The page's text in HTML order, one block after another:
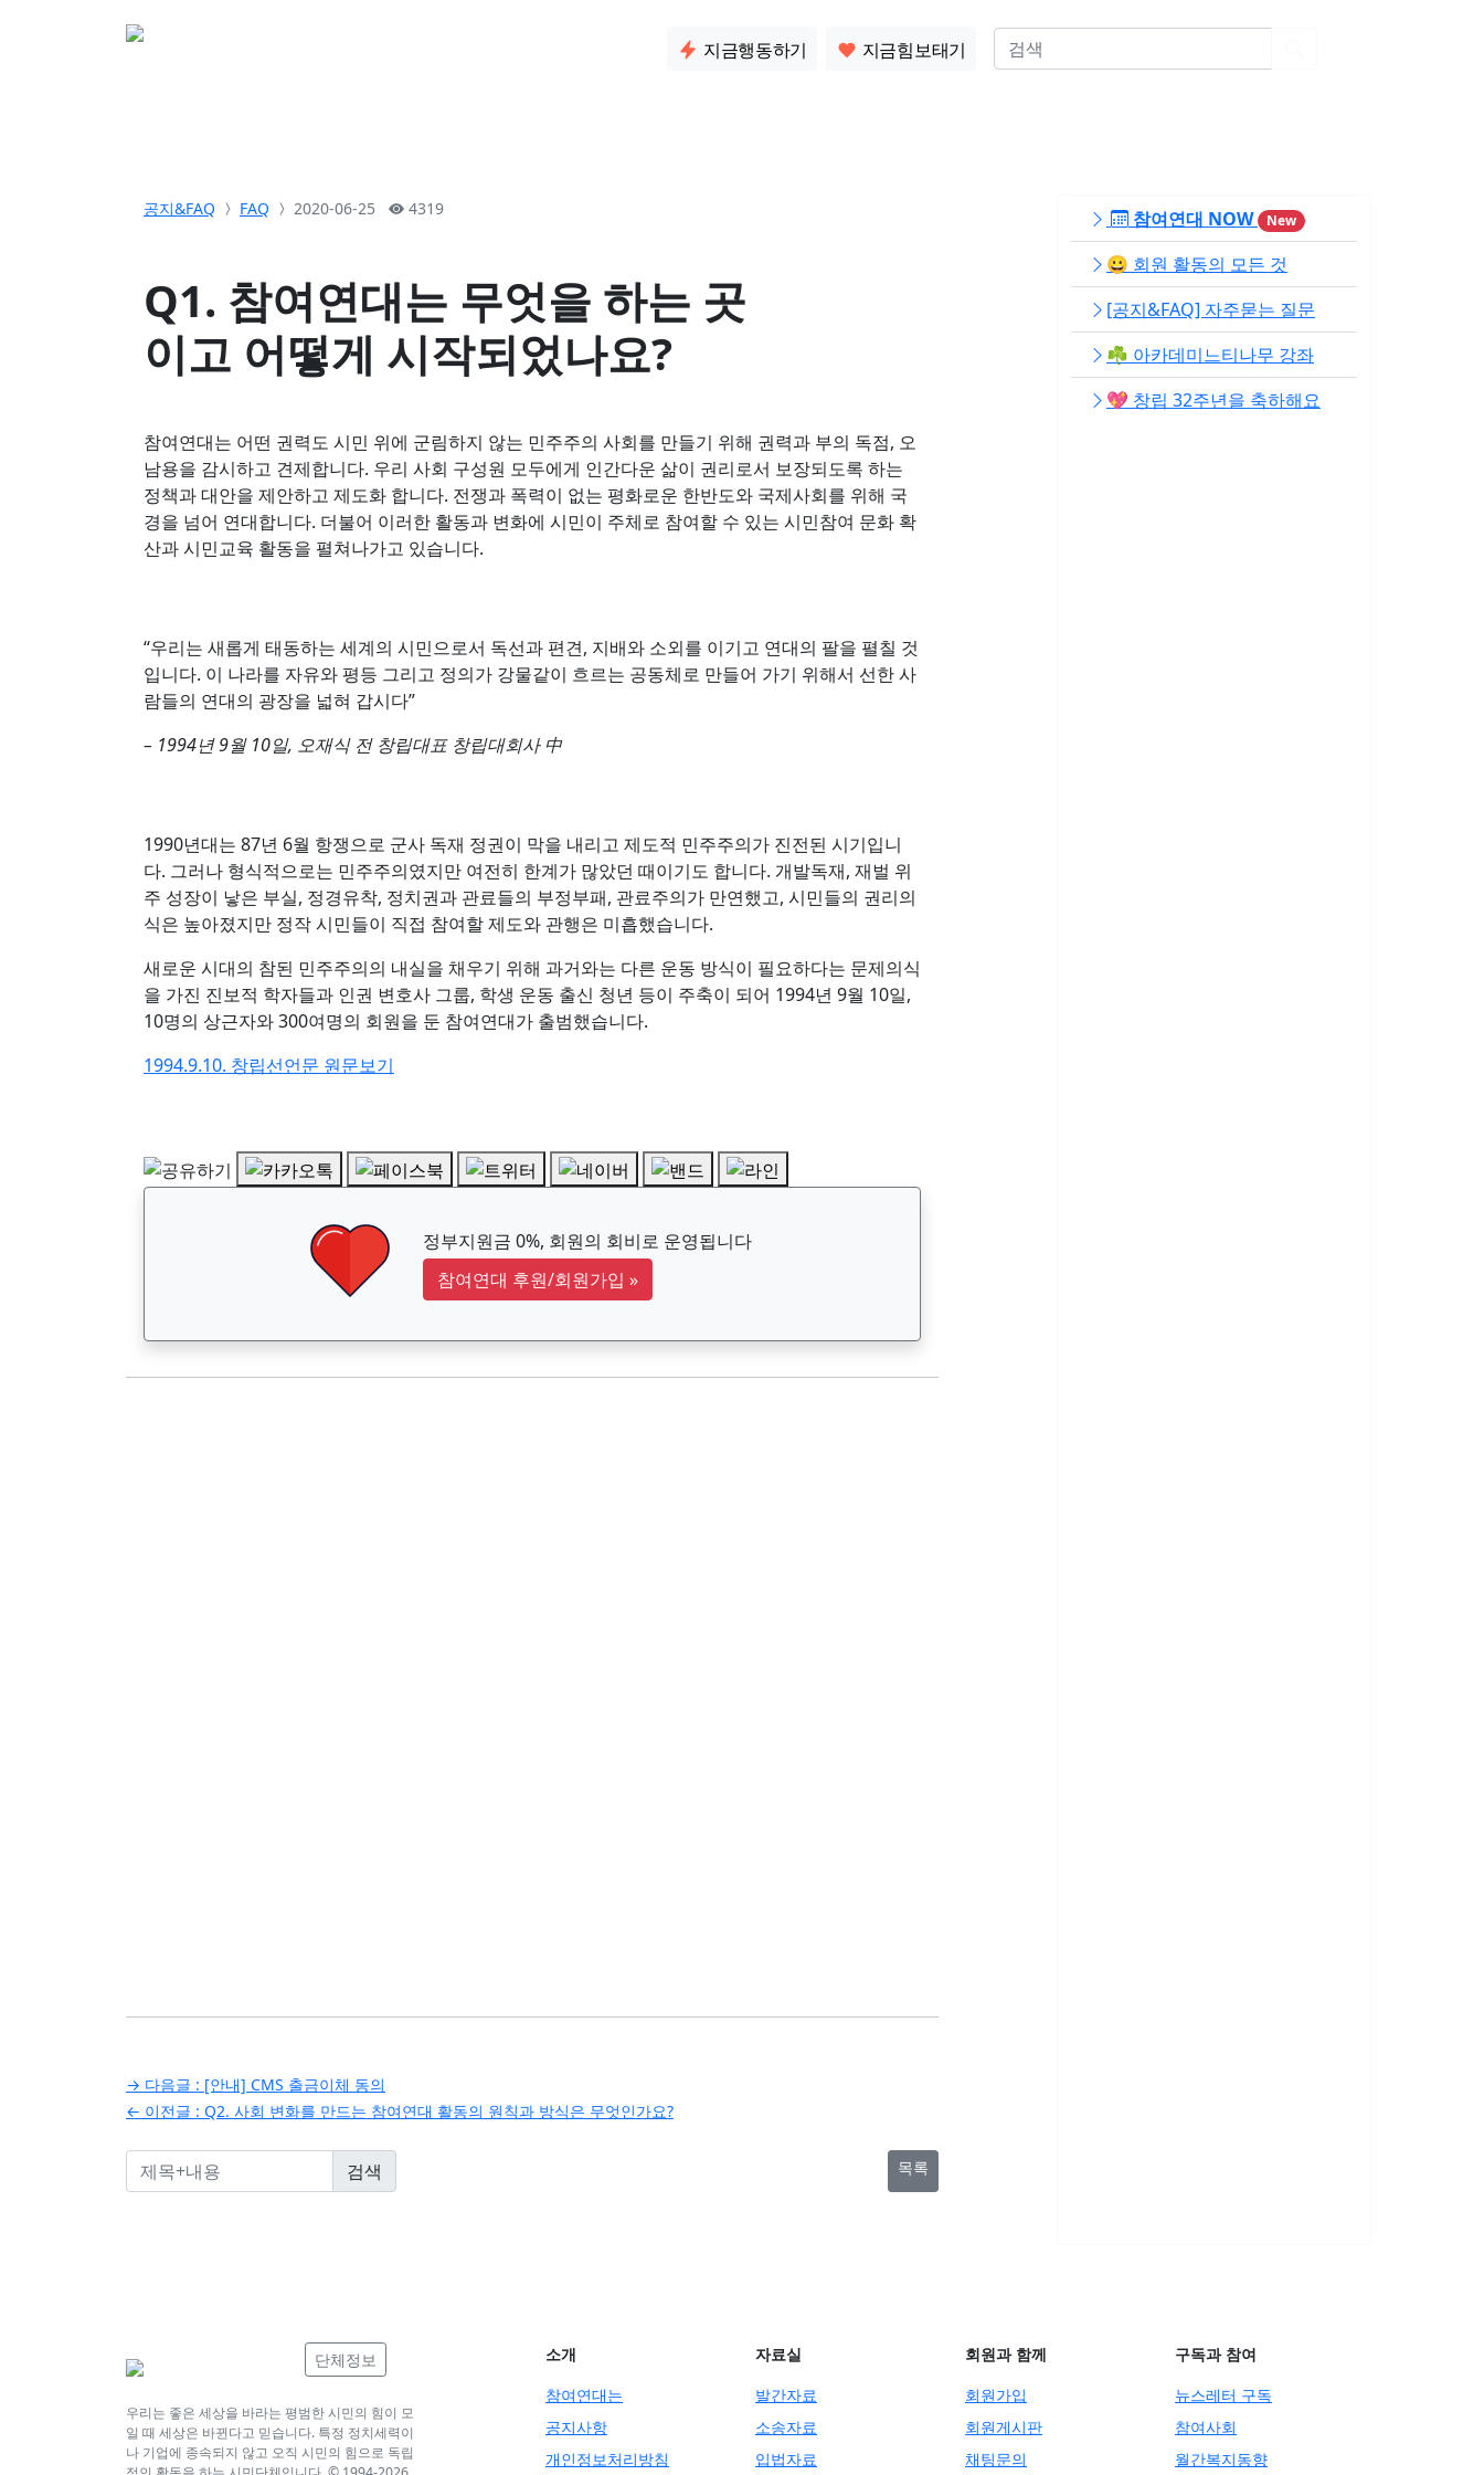
지금행동하기 지금힘보태기
공지&FAQ FAQ 2020-06-25 4319
Q1. 참여연대는 무엇을 하는 곳
이고 어떻게 시작되었나요?
참여연대는 어떤 권력도 시민 위에 군림하지 않는 민주주의 사회를 만들기 위해 권력과 부의 독점, 오
남용을 감시하고 견제합니다. 우리 사회 구성원 모두에게 인간다운 삶이 권리로서 보장되도록 하는
정책과 대안을 제안하고 제도화 합니다. 전쟁과 폭력이 없는 평화로운 한반도와 국제사회를 위해 국
경을 넘어 연대합니다. 더불어 이러한 활동과 변화에 시민이 주체로 참여할 수 있는 시민참여 문화 확
산과 시민교육 활동을 펼쳐나가고 있습니다.
“우리는 새롭게 태동하는 세계의 시민으로서 독선과 편견, 지배와 소외를 이기고 연대의 팔을 펼칠 것
입니다. 이 나라를 자유와 평등 그리고 정의가 강물같이 흐르는 공동체로 만들어 가기 위해서 선한 사
람들의 연대의 광장을 넓혀 갑시다”
– 1994년 9월 10일, 오재식 전 창립대표 창립대회사 中
1990년대는 87년 6월 항쟁으로 군사 독재 정권이 막을 내리고 제도적 민주주의가 진전된 시기입니
다. 그러나 형식적으로는 민주주의였지만 여전히 한계가 많았던 때이기도 합니다. 개발독재, 재벌 위
주 성장이 낳은 부실, 정경유착, 정치권과 관료들의 부정부패, 관료주의가 만연했고, 시민들의 권리의
식은 높아졌지만 정작 시민들이 직접 참여할 제도와 관행은 미흡했습니다.
새로운 시대의 참된 민주주의의 내실을 채우기 위해 과거와는 다른 운동 방식이 필요하다는 문제의식
을 가진 진보적 학자들과 인권 변호사 그룹, 학생 운동 출신 청년 등이 주축이 되어 1994년 9월 10일,
10명의 상근자와 300여명의 회원을 둔 참여연대가 출범했습니다.
1994.9.10. 창립선언문 원문보기
정부지원금 0%, 회원의 회비로 운영됩니다
참여연대 후원/회원가입 »
글
탐
색
→ 다음글 : [안내] CMS 출금이체 동의
← 이전글 : Q2. 사회 변화를 만드는 참여연대 활동의 원칙과 방식은 무엇인가요?
목록
참여연대 NOW New
😀 회원 활동의 모든 것
[공지&FAQ] 자주묻는 질문
☘️ 아카데미느티나무 강좌
💖 창립 32주년을 축하해요
단체정보
우리는 좋은 세상을 바라는 평범한 시민의 힘이 모
일 때 세상은 바뀐다고 믿습니다. 특정 정치세력이
나 기업에 종속되지 않고 오직 시민의 힘으로 독립
소개
참여연대는
공지사항
개인정보처리방침
자료실
발간자료
소송자료
입법자료
회원과 함께
회원가입
회원게시판
채팅문의
구독과 참여
뉴스레터 구독
참여사회
월간복지동향